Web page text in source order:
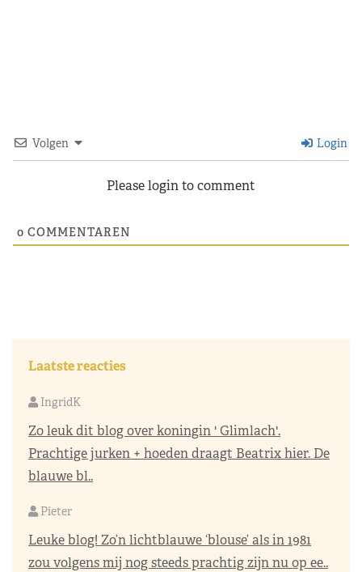
Volgen Login
Please login to comment
0 COMMENTAREN
Laatste reacties
IngridK
Zo leuk dit blog over koningin ' Glimlach'.
Prachtige jurken + hoeden draagt Beatrix hier. De
blauwe bl..
Pieter
Leuke blog! Zo’n lichtblauwe ‘blouse’ als in 1981
zou volgens mij nog steeds prachtig zijn nu op ee..